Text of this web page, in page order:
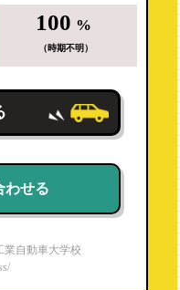
100 %
（時期不明）
わせる
業自動車大学校